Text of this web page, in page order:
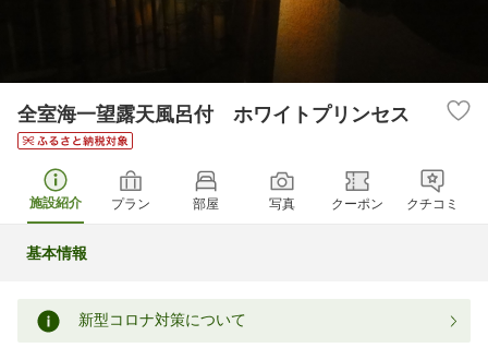
全室海一望露天風呂付 ホワイトプリンセス
施設紹介 プラン 部屋 写真 クーポン クチコミ
基本情報
新型コロナ対策について